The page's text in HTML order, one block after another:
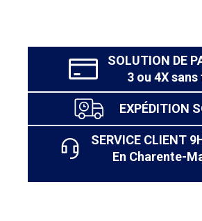
SOLUTION DE
3 ou 4X
EXPÉDITION
SERVICE CLIENT
En Charente-